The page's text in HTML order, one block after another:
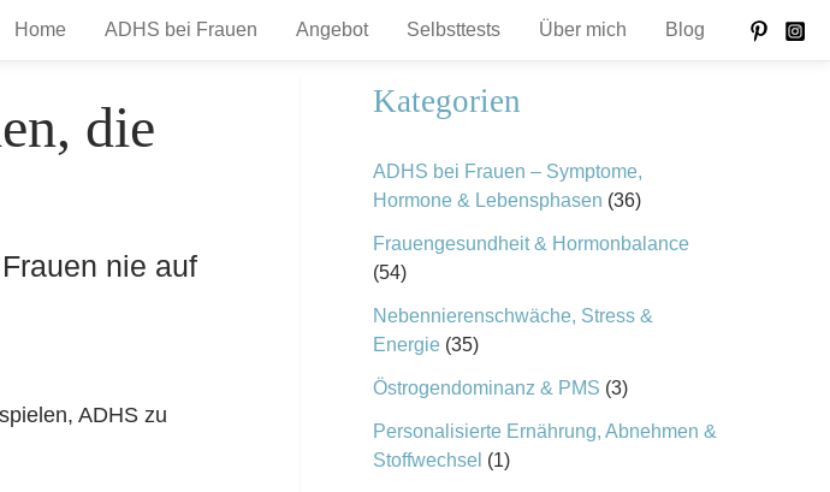
Home ADHS bei Frauen Angebot Selbsttests Über mich Blog
die
nie auf
ADHS zu
Kategorien
ADHS bei Frauen – Symptome,
Hormone & Lebensphasen (36)
Frauengesundheit & Hormonbalance
(54)
Nebennierenschwäche, Stress &
Energie (35)
Östrogendominanz & PMS (3)
Personalisierte Ernährung, Abnehmen &
Stoffwechsel (1)